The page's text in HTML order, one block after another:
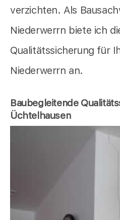
verzichten. Als
Niederwerrn biete ich
Qualitätssicherung für
Niederwerrn an.
Baubegleitende
Üchtelhausen